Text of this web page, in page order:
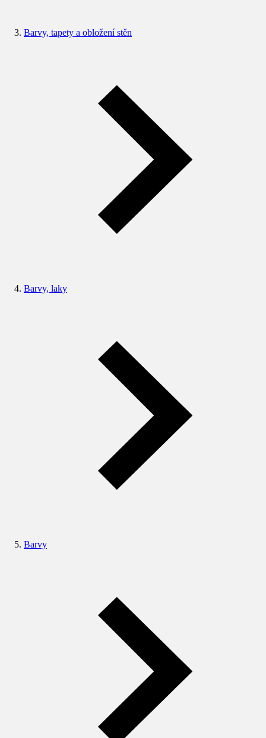
Barvy, tapety a obložení stěn
Barvy, laky
Barvy